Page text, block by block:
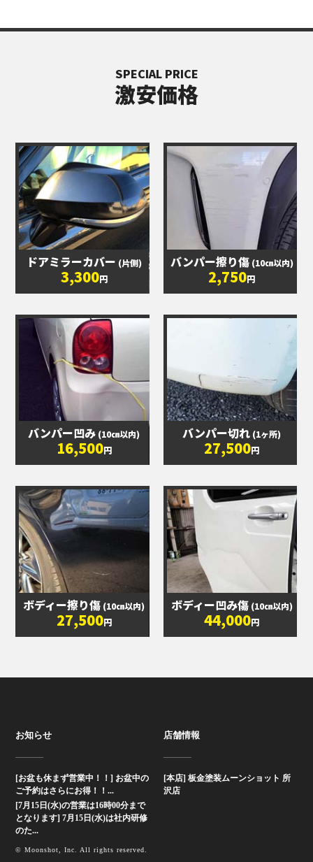
SPECIAL PRICE
激安価格
ドアミラーカバー (片側)
3,300円
バンパー擦り傷 (10㎝以内)
2,750円
バンパー凹み (10㎝以内)
16,500円
バンパー切れ (1ヶ所)
27,500円
ボディー擦り傷 (10㎝以内)
27,500円
ボディー凹み傷 (10㎝以内)
44,000円
お知らせ
[お盆も休まず営業中！！] お盆中の
ご予約はさらにお得！！...
[7月15日(水)の営業は16時00分まで
となります] 7月15日(水)は社内研修
のた...
店舗情報
[本店] 板金塗装ムーンショット 所
沢店
© Moonshot, Inc. All rights reserved.